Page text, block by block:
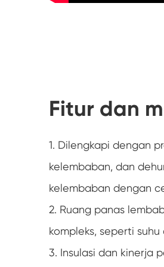
Fitur dan
1. Dilengkapi dengan
kelembaban, dan
kelembaban dengan
2. Ruang panas
kompleks, seperti
3. Insulasi dan kinerja